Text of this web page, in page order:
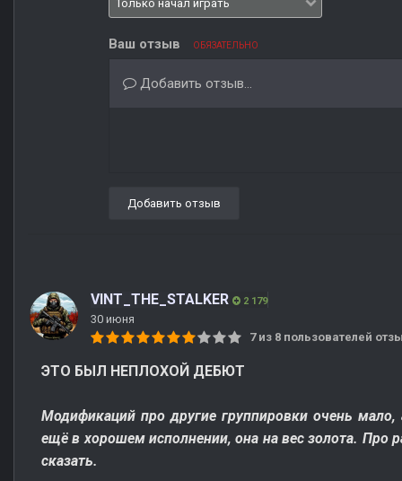
Ваш отзыв ОБЯЗАТЕЛЬНО
Добавить отзыв...
Добавить отзыв
VINT_THE_STALKER 2 179
30 июня
7 из 8 пользователей
ЭТО БЫЛ НЕПЛОХОЙ ДЕБЮТ
Модификаций про другие группировки очень мало,
ещё в хорошем исполнении, она на вес золота. Про
сказать.